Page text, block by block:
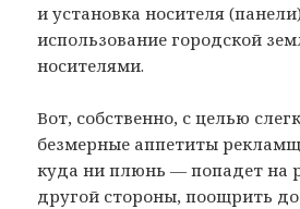
и установка носителя
использование городской
носителями.
Вот, собственно, с целью
безмерные аппетиты
куда ни плюнь — попадет на
другой стороны, поощрить